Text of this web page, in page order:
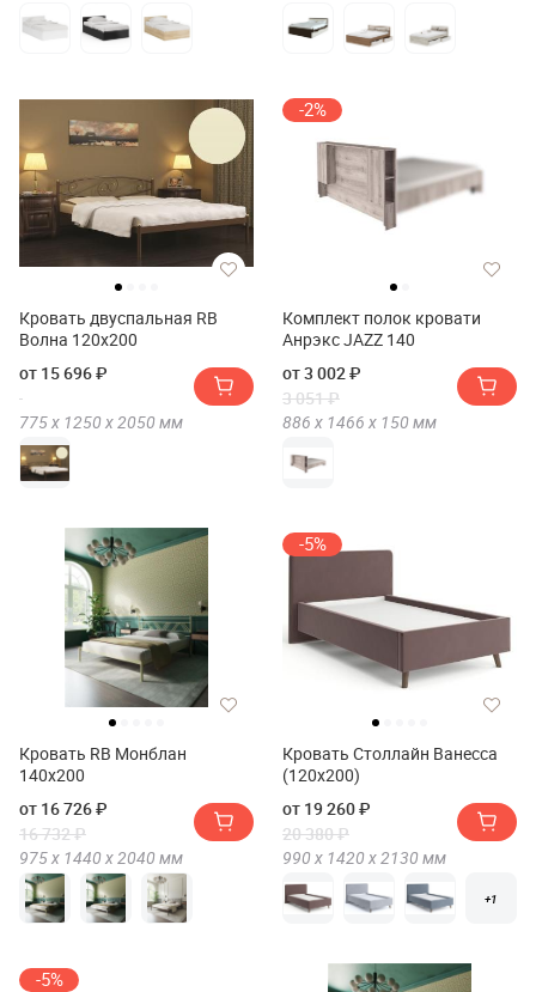
Кровать двуспальная RB
Волна 120х200
от 15 696 ₽
775 х 1250 х2050 мм
-2%
Комплект полок кровати
Анрэкс JAZZ 140
от 3 002 ₽
3 051 ₽
886 х 1466 х 150 мм
Кровать RB Монблан
140х200
от 16 726 ₽
16 732 ₽
975 х 1440 х2040 мм
-5%
Кровать Столлайн Ванесса
(120х200)
от 19 260 ₽
20 380 ₽
990 х 1420 х2130 мм
+1
-5%